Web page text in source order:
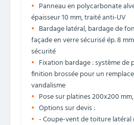
Panneau en polycarbonate
épaisseur 10 mm, traité anti-UV
Bardage latéral, bardage de
façade en verre sécurisé ép. 8
sécurité
Fixation bardage : système de
finition brossée pour un
vandalisme
Pose sur platines 200x200
Options sur devis :
- Coupe-vent de toiture latéral